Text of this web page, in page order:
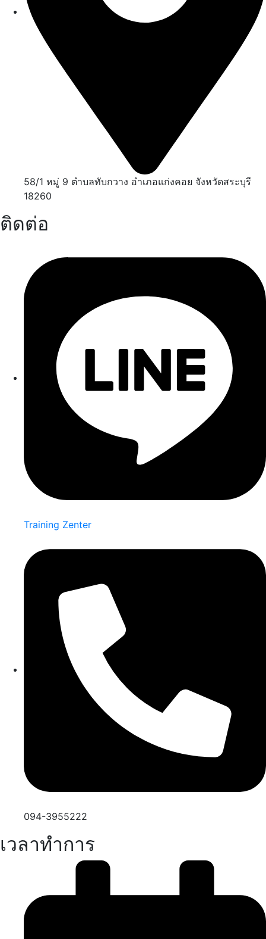
58/1 หมู่ 9 ตำบลทับกวาง อำเภอแก่งคอย จังหวัดสระบุรี
18260
ติดต่อ
Training Zenter
094-3955222
เวลาทำการ